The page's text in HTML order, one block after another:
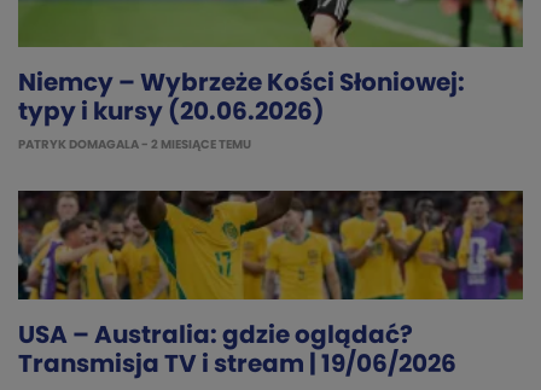
Niemcy – Wybrzeże Kości Słoniowej:
typy i kursy (20.06.2026)
PATRYK DOMAGALA - 2 MIESIĄCE TEMU
USA – Australia: gdzie oglądać?
Transmisja TV i stream | 19/06/2026